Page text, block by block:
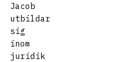
Jacob
utbildar
sig
inom
juridik